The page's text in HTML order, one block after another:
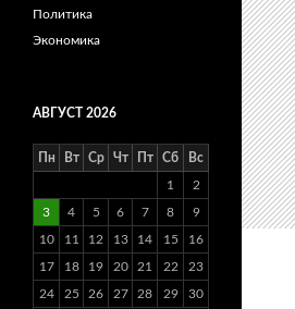
Политика
Экономика
АВГУСТ 2026
Пн Вт Ср Чт Пт Сб Вс
1 2
3 4 5 6 7 8 9
10 11 12 13 14 15 16
17 18 19 20 21 22 23
24 25 26 27 28 29 30